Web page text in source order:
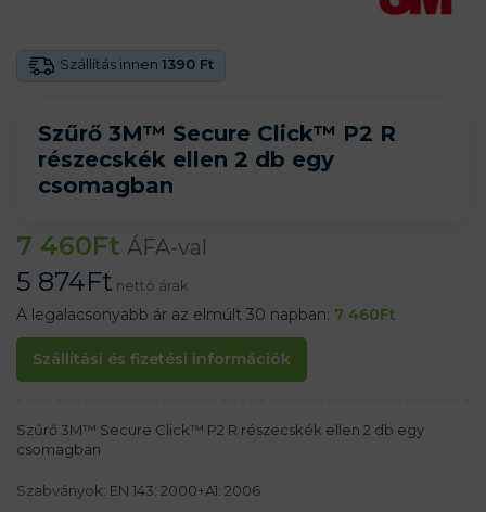
Szűrő 3M™ Secure Click™ P2 R
részecskék ellen 2 db egy
csomagban
Szállítás innen 1390 Ft
7 460Ft ÁFA-val
5 874Ft nettó árak
A legalacsonyabb ár az elmúlt 30 napban: 7 460Ft
Szállítási és fizetési információk
Szűrő 3M™ Secure Click™ P2 R részecskék ellen 2 db egy
csomagban
Szabványok: EN 143: 2000+A1: 2006